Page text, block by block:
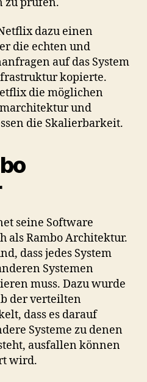
dazu einen
die echten und
auf das System
kopierte.
die möglichen
und
die Skalierbarkeit.
seine Software
als Rambo Architektur.
dass jedes System
Systemen
muss. Dazu wurde
der verteilten
dass es darauf
Systeme zu denen
ausfallen können
wird.